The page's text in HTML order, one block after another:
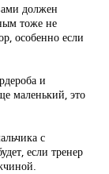
должен
тоже не
особенно если
и
маленький, это
с
если тренер